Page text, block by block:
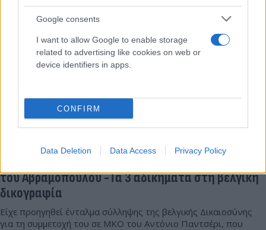
Google consents
I want to allow Google to enable storage
related to advertising like cookies on web or
device identifiers in apps.
CONFIRM
Data Deletion Data Access Privacy Policy
του Αβραμόπουλου -Τα 3 αδικήματα στη βελγική
δικογραφία
Είχε προηγηθεί ένταλμα σύλληψης της βελγικής Δικαιοσύνης
για τη συμμετοχή του σε ΜΚΟ του Αντόνιο Παντσέρι, που